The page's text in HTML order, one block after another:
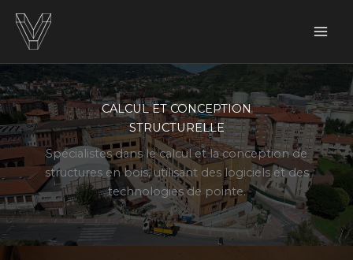
contenu
CALCUL ET CONCEPTION
STRUCTURELLE
Spécialistes dans le calcul et la conception de
structures en bois, utilisant des logiciels et des
technologies de pointe.